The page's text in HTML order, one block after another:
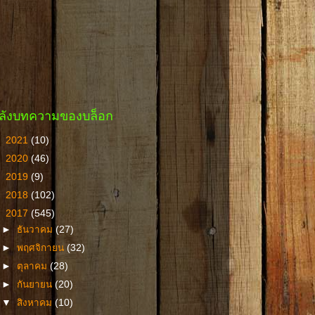
งบทความของบล็อก
2021 (10)
2020 (46)
2019 (9)
2018 (102)
2017 (545)
► ธันวาคม(27)
►พฤศจิกายน(32)
► ตุลาคม(28)
► กันยายน(20)
▼สิงหาคม(10)